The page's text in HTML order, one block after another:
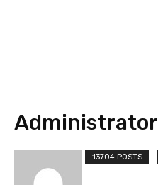
Administrator
13704 POSTS